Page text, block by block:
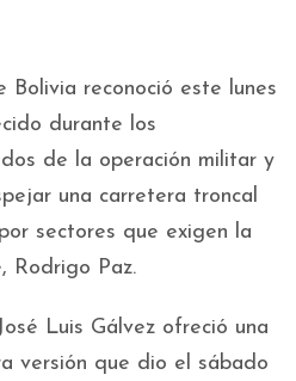
Bolivia reconoció este lunes
durante los
de la operación militar y
una carretera troncal
sectores que exigen la
Rodrigo Paz.
Luis Gálvez ofreció una
versión que dio el sábado